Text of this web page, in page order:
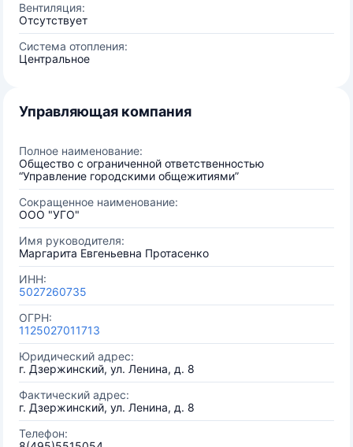
Вентиляция:
Отсутствует
Система отопления:
Центральное
Управляющая компания
Полное наименование:
Общество с ограниченной ответственностью
“Управление городскими общежитиями”
Сокращенное наименование:
ООО "УГО"
Имя руководителя:
Маргарита Евгеньевна Протасенко
ИНН:
5027260735
ОГРН:
1125027011713
Юридический адрес:
г. Дзержинский, ул. Ленина, д. 8
Фактический адрес:
г. Дзержинский, ул. Ленина, д. 8
Телефон: